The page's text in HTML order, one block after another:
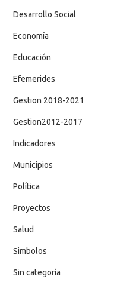
Desarrollo Social
Economía
Educación
Efemerides
Gestion 2018-2021
Gestion2012-2017
Indicadores
Municipios
Política
Proyectos
Salud
Simbolos
Sin categoría